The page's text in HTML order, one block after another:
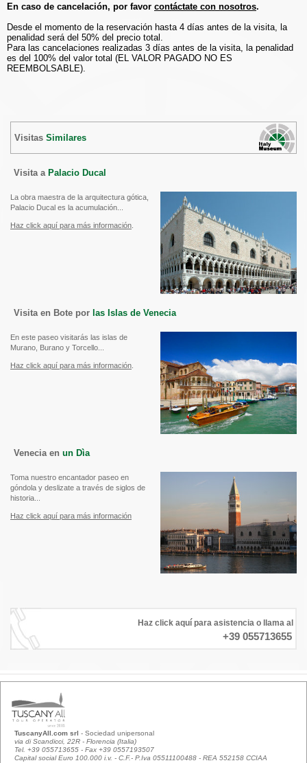
En caso de cancelación, por favor contáctate con nosotros.
Desde el momento de la reservación hasta 4 días antes de la visita, la
penalidad será del 50% del precio total.
Para las cancelaciones realizadas 3 días antes de la visita, la penalidad
es del 100% del valor total (EL VALOR PAGADO NO ES
REEMBOLSABLE).
Visitas Similares
Visita a Palacio Ducal
La obra maestra de la arquitectura gótica,
Palacio Ducal es la acumulación...
Haz click aquí para más información
Visita en Bote por las Islas de Venecia
En este paseo visitarás las islas de
Murano, Burano y Torcello...
Haz click aquí para más información
Venecia en un Dìa
Toma nuestro encantador paseo en
góndola y deslizate a través de siglos de
historia...
Haz click aquí para más información
Haz click aquí para asistencia o llama al
+39 055713655
TuscanyAll.com srl - Sociedad unipersonal
via di Scandicci, 22R - Florencia (Italia)
Tel. +39 055713655 - Fax +39 0557193507
Capital social Euro 100.000 i.v. - C.F.- P.Iva 05511100488 - REA 552158 CCIAA